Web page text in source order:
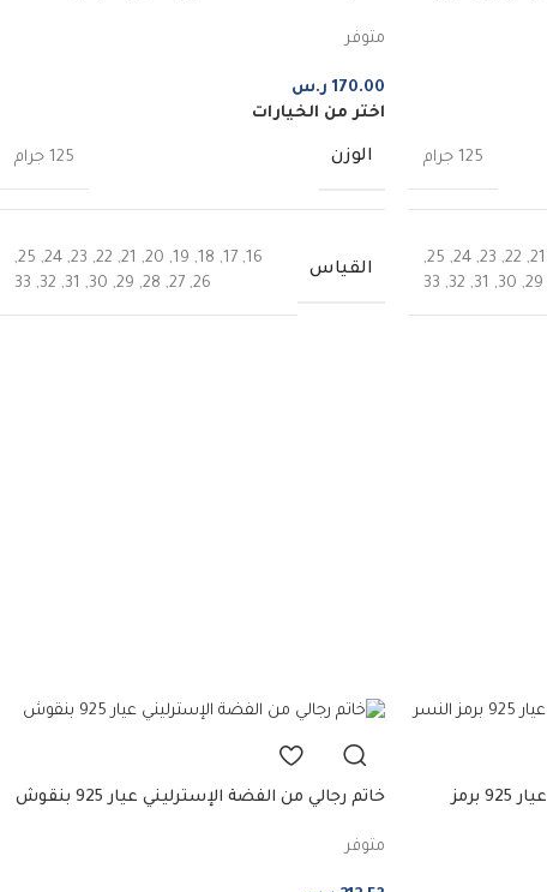
125 جرام
21
,
22
,
23
,
24
,
25
,
29
,
30
,
31
,
32
,
33
متوفر
170.00 ر.س
اختر من الخيارات
الوزن 125 جرام
القياس
16
,
17
,
18
,
19
,
20
,
21
,
22
,
23
,
24
,
25
,
26
,
27
,
28
,
29
,
30
,
31
,
32
,
33
خاتم رجالي من الفضة الإسترليني عيار 925 برمز
خاتم رجالي من الفضة الإسترليني عيار 925 بنقوش
متوفر